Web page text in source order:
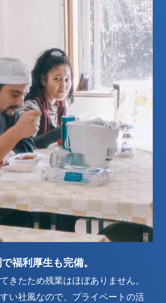
福利厚生も完備。
きたため残業はほぼありません。
い社風なので、プライベートの活